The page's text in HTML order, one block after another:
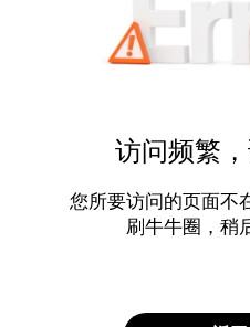
访问频繁
您所要访问的页面不
刷牛牛圈，稍